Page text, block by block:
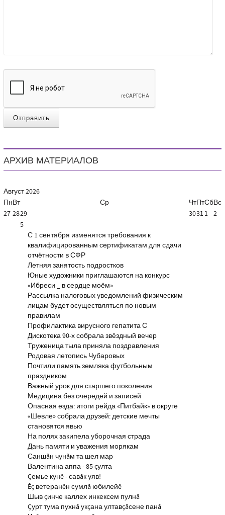
Отправить
АРХИВ МАТЕРИАЛОВ
Август2026
ПнВт Ср ЧтПтСбВс
27 2829 30311
2
5
С 1 сентября изменятся требования к
квалифицированным сертификатам для сдачи
отчётности в СФР
Летняя занятость подростков
Юные художники приглашаются на конкурс
«Ибреси _ в сердце моём»
Рассылка налоговых уведомлений физическим
лицам будет осуществляться по новым
правилам
Профилактика вирусного гепатита С
Дискотека 90-х собрала звёздный вечер
Труженица тыла приняла поздравления
Родовая летопись Чубаровых
Почтили память земляка футбольным
праздником
Важный урок для старшего поколения
Медицина без очередей и записей
Опасная езда: итоги рейда «Питбайк» в округе
«Шевле» собрала друзей: детские мечты
становятся явью
На полях закипела уборочная страда
Дань памяти и уважения морякам
Саншăн чунăм та шел мар
Валентина аппа - 85 çулта
Çемье кунĕ - савăк уяв!
Ĕç ветеранĕн сумлă юбилейĕ
Шыв çинче каллех инкексем пулнă
Çурт тума пухнă укçана ултавçăсене панă